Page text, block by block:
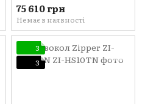
75 610 грн
Немає в наявності
3
3